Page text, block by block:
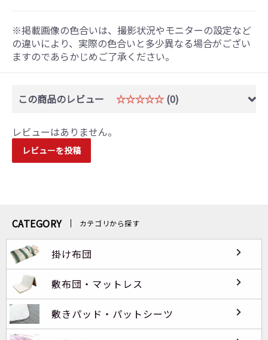
※掲載画像の色合いは、撮影状況やモニターの設定など
の違いにより、実際の色合いと多少異なる場合がござい
ますのであらかじめご了承ください。
この商品のレビュー ☆☆☆☆☆ (0)
レビューはありません。
レビューを投稿
CATEGORY カテゴリから探す
掛け布団
敷布団・マットレス
敷きパッド・パットシーツ